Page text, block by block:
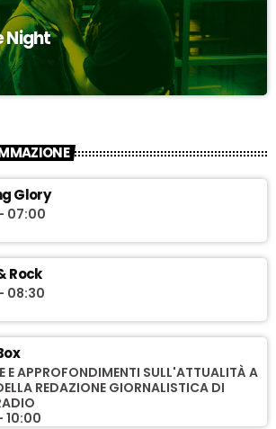
Night
Glory
07:00
Rock
08:30
E APPROFONDIMENTI SULL'ATTUALITÀ A
REDAZIONE GIORNALISTICA DI
10:00